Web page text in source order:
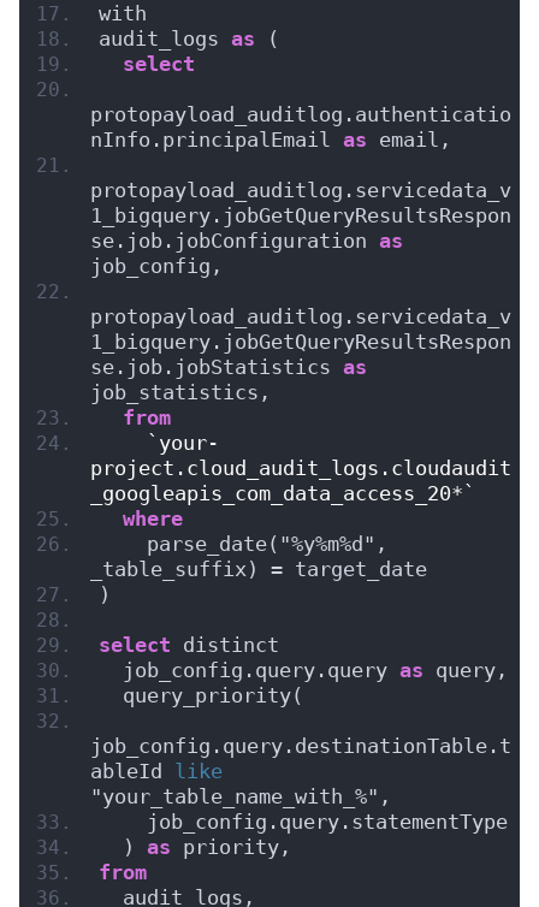
with
audit_logs as (
select
protopayload_auditlog.authenticatio
nInfo.principalEmail as email,
protopayload_auditlog.servicedata_v
1_bigquery.jobGetQueryResultsRespon
se.job.jobConfiguration as
job_config,
protopayload_auditlog.servicedata_v
1_bigquery.jobGetQueryResultsRespon
se.job.jobStatistics as
job_statistics,
from
`your-
project.cloud_audit_logs.cloudaudit
_googleapis_com_data_access_20*`
where
    parse_date("%y%m%d",
_table_suffix) = target_date
)
select distinct
  job_config.query.query
as query,
  query_priority(
job_config.query.destinationTable.t
ableId like
"your_table_name_with_%",
    job_config.query.statementType
  )
as priority,
from
  audit_logs,